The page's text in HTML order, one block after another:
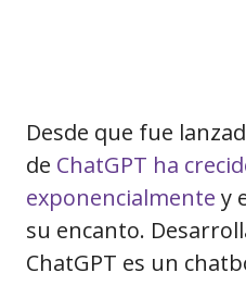
Desde que fue
de ChatGPT ha
exponencialmente y
su encanto.
ChatGPT es un